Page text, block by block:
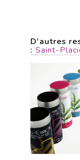
D'autres
: Saint-